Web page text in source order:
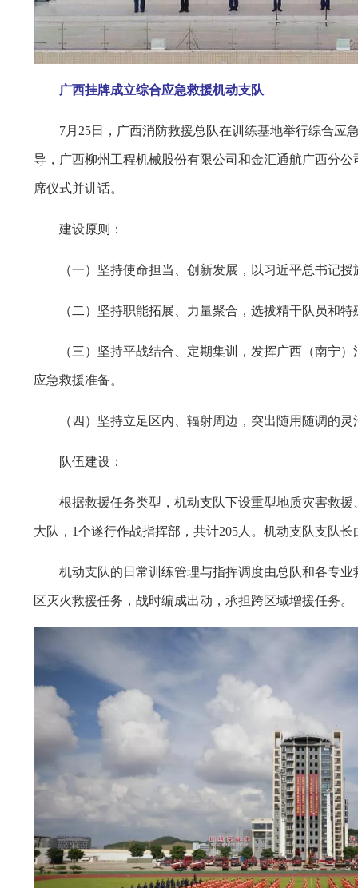
广西挂牌成立综合应急救援机动支队
7月25日，广西消防救援总队在训练基地举行综合应
导，广西柳州工程机械股份有限公司和金汇通航广西分
席仪式并讲话。
建设原则：
（一）坚持使命担当、创新发展，以习近平总书记授
（二）坚持职能拓展、力量聚合，选拔精干队员和特
（三）坚持平战结合、定期集训，发挥广西（南宁）
应急救援准备。
（四）坚持立足区内、辐射周边，突出随用随调的灵
队伍建设：
根据救援任务类型，机动支队下设重型地质灾害救援
大队，1个遂行作战指挥部，共计205人。机动支队支队
机动支队的日常训练管理与指挥调度由总队和各专业
区灭火救援任务，战时编成出动，承担跨区域增援任务。